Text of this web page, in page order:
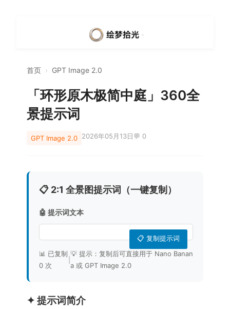
首页 › GPT Image 2.0
「环形原木极简中庭」360全
景提示词
GPT Image 2.0 2026年05月13日💬 0
📋 2:1 全景图提示词（一键复制）
🤖 提示词文本
📋 复制提示词
📊 已复制
0 次
💡 提示：复制后可直接用于 Nano Banan
a 或 GPT Image 2.0
✦ 提示词简介